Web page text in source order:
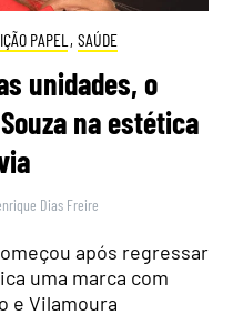
PAPEL , SAÚDE
unidades, o
na estética
Dias Freire
após regressar
uma marca com
e Vilamoura